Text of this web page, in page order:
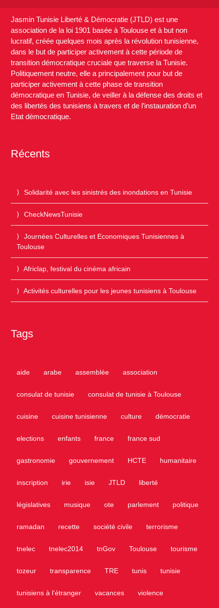
Jasmin Tunisie Liberté & Démocratie (JTLD) est une
association de la loi 1901 basée à Toulouse et à but non
lucratif, créée quelques mois après la révolution tunisienne,
dans le but de participer activement à cette période de
transition démocratique cruciale que traverse la Tunisie.
Politiquement neutre, elle a principalement pour but de
participer activement à cette phase de transition
démocratique en Tunisie, de veiller à la défense des droits et
des libertés des tunisiens à travers et de l’instauration d’un
Etat démocratique.
Récents
Solidarité avec les sinistrés des inondations en Tunisie
CheckNewsTunisie
Journées Culturelles et Economiques Tunisiennes à
Toulouse
Africlap, festival du cinéma africain
Activités culturelles pour les jeunes tunisiens à Toulouse
Tags
aide arabe assemblée association
consulat de tunisie consulat de tunisie à Toulouse
cuisine cuisine tunisienne culture démocratie
elections enfants france france sud
gastronomie gouvernement HCTE humanitaire
inscription irie isie JTLD liberté
législatives musique ote parlement politique
ramadan recette société civile terrorisme
tnelec tnelec2014 tnGov Toulouse tourisme
tozeur transparence TRE tunis tunisie
tunisiens à l'étranger vacances violence